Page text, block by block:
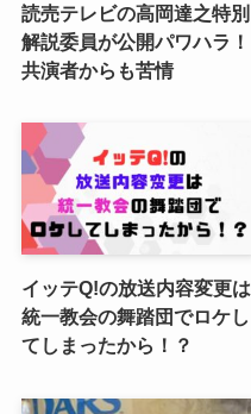
読売テレビの高岡達之特別
解説委員が公開パワハラ！
共演者からも苦情
イッテQ!の放送内容変更は
統一教会の舞踏団でロケし
てしまったから！？